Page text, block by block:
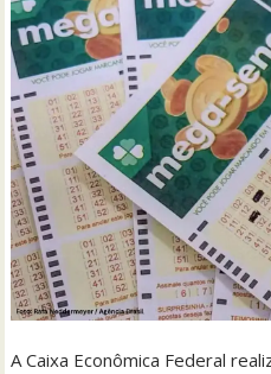
A Caixa Econômica Federal